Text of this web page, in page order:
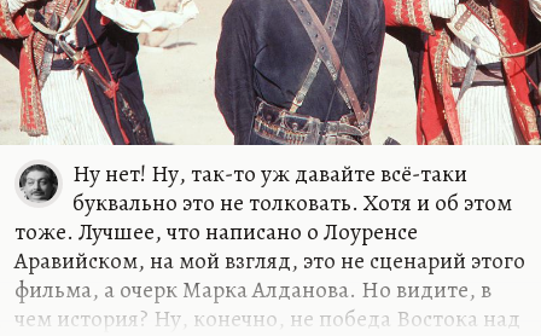
Ну нет! Ну, так-то уж давайте всё-таки
буквально это не толковать. Хотя и об этом
тоже. Лучшее, что написано о Лоуренсе
Аравийском, на мой взгляд, это не сценарий этого
фильма, а очерк Марка Алданова. Но видите, в
чем история? Ну, конечно, не победа Востока над